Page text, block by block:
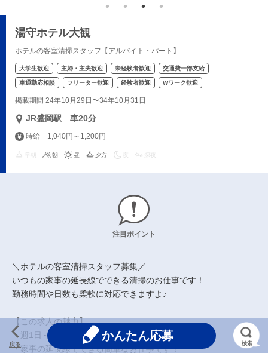
湯守ホテル大観
ホテルの客室清掃スタッフ【アルバイト・パート】
大学生歓迎 主婦・主夫歓迎 未経験者歓迎 交通費一部支給
車通勤応相談 フリーター歓迎 経験者歓迎 Wワーク歓迎
掲載期間 24年10月29日〜34年10月31日
JR盛岡駅 車20分
時給 1,040円～1,200円
朝 昼 夕方 夜 深夜
注目ポイント
＼ホテルの客室清掃スタッフ募集／
いつもの家事の延長線でできる清掃のお仕事です！
勤務時間や日数も柔軟に対応できますよ♪
【この求人の魅力】
・週1日～OK！スキマ時間で働けます！
・家事の延長線でできる簡単なお仕事です！
戻る
かんたん応募
検索